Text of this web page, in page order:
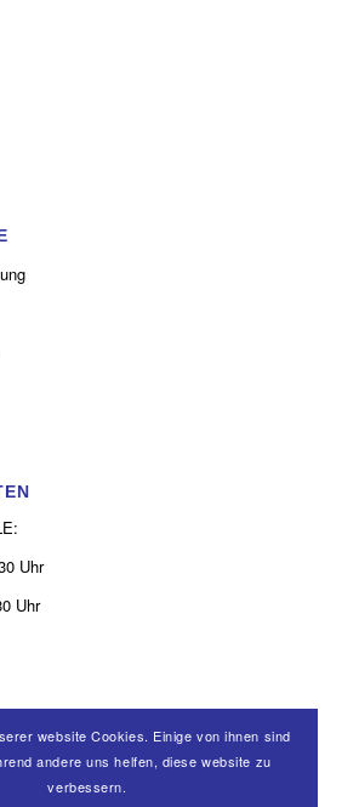
Uhr
Uhr
website Cookies. Einige von ihnen sind
andere uns helfen, diese website zu
verbessern.